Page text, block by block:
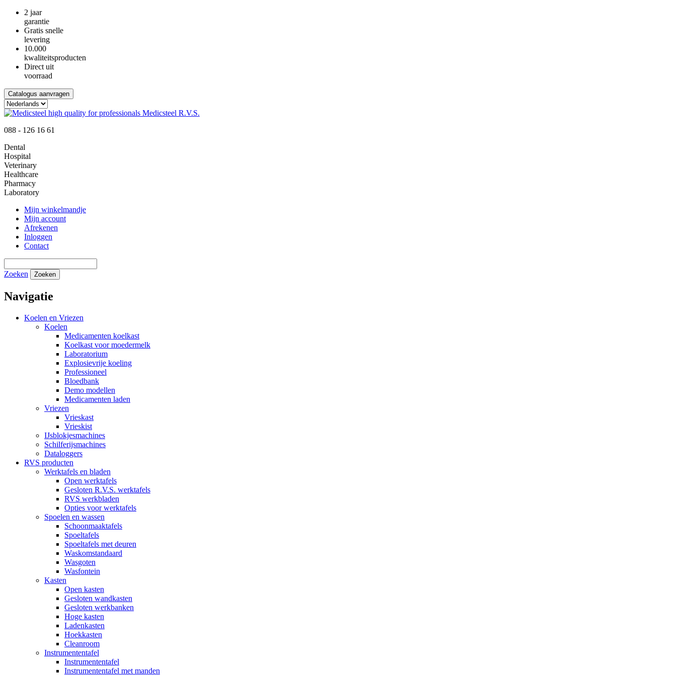
2 jaar
garantie
Gratis snelle
levering
10.000
kwaliteitsproducten
Direct uit
voorraad
Catalogus aanvragen
088 - 126 16 61
Dental
Hospital
Veterinary
Healthcare
Pharmacy
Laboratory
Mijn winkelmandje
Mijn account
Afrekenen
Inloggen
Contact
Zoeken Zoeken
Navigatie
Koelen en Vriezen
Koelen
Medicamenten koelkast
Koelkast voor moedermelk
Laboratorium
Explosievrije koeling
Professioneel
Bloedbank
Demo modellen
Medicamenten laden
Vriezen
Vrieskast
Vrieskist
IJsblokjesmachines
Schilferijsmachines
Dataloggers
RVS producten
Werktafels en bladen
Open werktafels
Gesloten R.V.S. werktafels
RVS werkbladen
Opties voor werktafels
Spoelen en wassen
Schoonmaaktafels
Spoeltafels
Spoeltafels met deuren
Waskomstandaard
Wasgoten
Wasfontein
Kasten
Open kasten
Gesloten wandkasten
Gesloten werkbanken
Hoge kasten
Ladenkasten
Hoekkasten
Cleanroom
Instrumententafel
Instrumententafel
Instrumententafel met manden